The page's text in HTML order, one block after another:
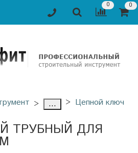
0 0
... Цепной ключ
ТРУБНЫЙ ДЛЯ